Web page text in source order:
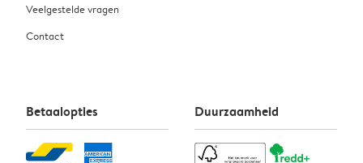
Veelgestelde vragen
Contact
Betaalopties Duurzaamheid